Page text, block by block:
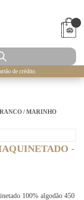
de crédito.
/ MARINHO
-
100% algodão 450